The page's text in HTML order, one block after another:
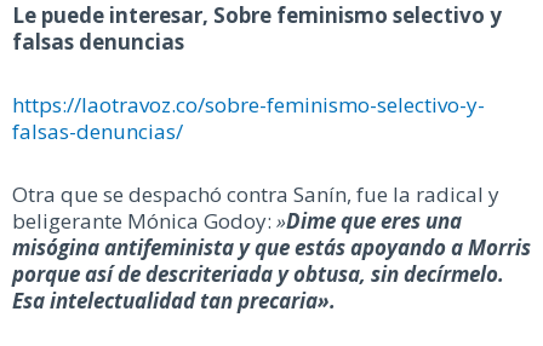
Le puede interesar, Sobre feminismo selectivo y
falsas denuncias
https://laotravoz.co/sobre-feminismo-selectivo-y-
falsas-denuncias/
Otra que se despachó contra Sanín, fue la radical y
beligerante Mónica Godoy: »Dime que eres una
misógina antifeminista y que estás apoyando a Morris
porque así de descriteriada y obtusa, sin decírmelo.
Esa intelectualidad tan precaria».